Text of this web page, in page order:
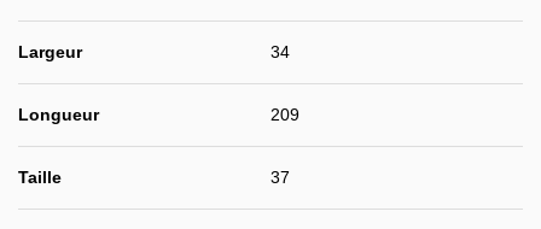
Largeur 34
Longueur 209
Taille 37